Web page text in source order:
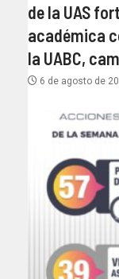
de la UAS
académica
la UABC,
6 de agosto de